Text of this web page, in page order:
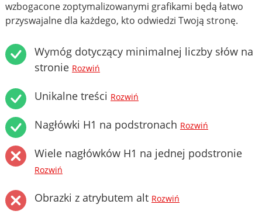
wzbogacone zoptymalizowanymi grafikami będą łatwo
przyswajalne dla każdego, kto odwiedzi Twoją stronę.
Wymóg dotyczący minimalnej liczby słów na
stronie Rozwiń
Unikalne treści Rozwiń
Nagłówki H1 na podstronach Rozwiń
Wiele nagłówków H1 na jednej podstronie
Rozwiń
Obrazki z atrybutem alt Rozwiń